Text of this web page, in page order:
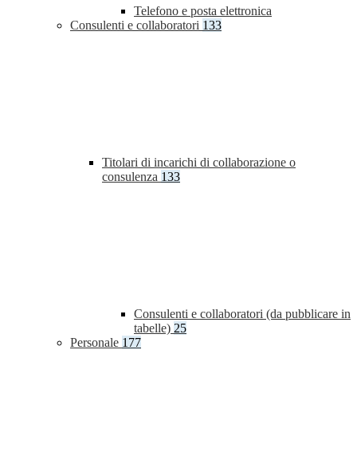
Telefono e posta elettronica
Consulenti e collaboratori 133
Titolari di incarichi di collaborazione o
consulenza 133
Consulenti e collaboratori (da pubblicare in
tabelle) 25
Personale 177